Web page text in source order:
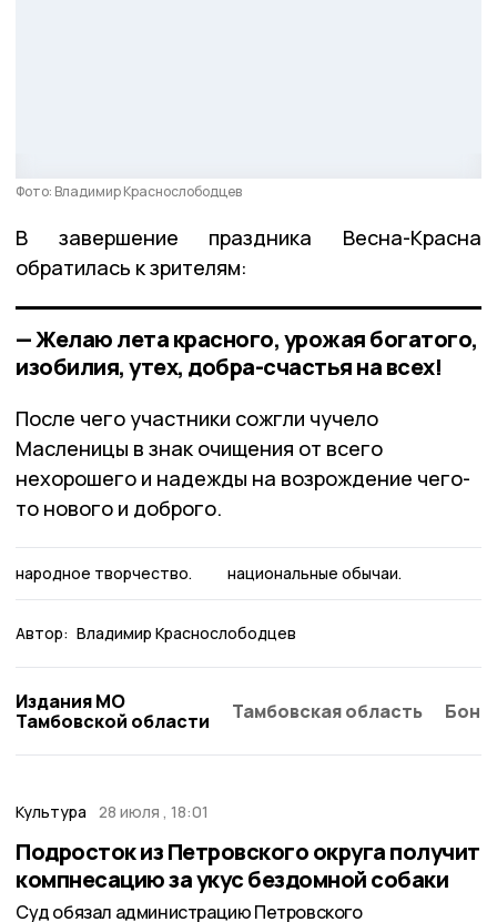
Фото: Владимир Краснослободцев
В завершение праздника Весна-Красна
обратилась к зрителям:
— Желаю лета красного, урожая богатого,
изобилия, утех, добра-счастья на всех!
После чего участники сожгли чучело
Масленицы в знак очищения от всего
нехорошего и надежды на возрождение чего-
то нового и доброго.
народное творчество. национальные обычаи.
Автор: Владимир Краснослободцев
Издания МО
Тамбовской области
Тамбовская область
Культура 28 июля , 18:01
Подросток из Петровского округа получит
компнесацию за укус бездомной собаки
Суд обязал администрацию Петровского